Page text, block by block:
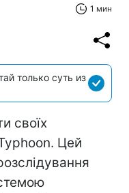
1 мин
только суть из
своїх
Цей